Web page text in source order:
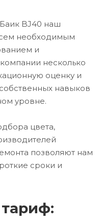
BJ40 наш
необходимым
и
несколько
оценку и
навыков
уровне.
цвета,
позволяют нам
сроки и